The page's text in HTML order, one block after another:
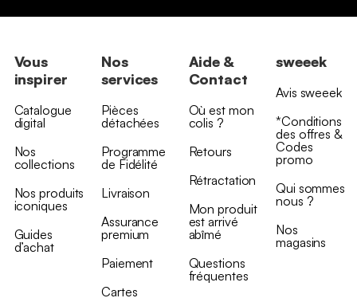
Vous
inspirer
Catalogue
digital
Nos
collections
Nos produits
iconiques
Guides
d’achat
Nos
services
Pièces
détachées
Programme
de Fidélité
Livraison
Assurance
premium
Paiement
Cartes
Aide &
Contact
Où est mon
colis ?
Retours
Rétractation
Mon produit
est arrivé
abîmé
Questions
fréquentes
sweeek
Avis sweeek
*Conditions
des offres &
Codes
promo
Qui sommes
nous ?
Nos
magasins